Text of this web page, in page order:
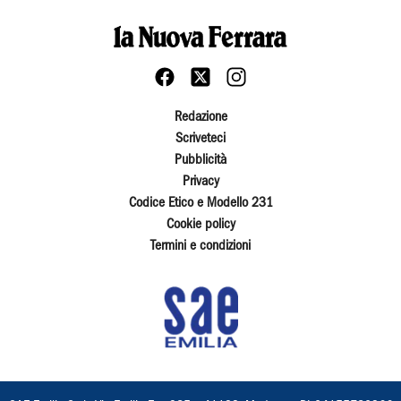
Redazione
Scriveteci
Pubblicità
Privacy
Codice Etico e Modello 231
Cookie policy
Termini e condizioni